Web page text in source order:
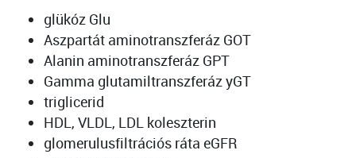
glükóz Glu
Aszpartát aminotranszferáz GOT
Alanin aminotranszferáz GPT
Gamma glutamiltranszferáz yGT
triglicerid
HDL, VLDL, LDL koleszterin
glomerulusfiltrációs ráta eGFR